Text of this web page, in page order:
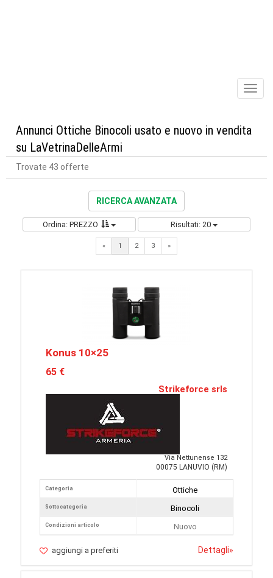
Annunci Ottiche Binocoli usato e nuovo in vendita
su LaVetrinaDelleArmi
Trovate 43 offerte
RICERCA AVANZATA
Ordina: PREZZO Risultati: 20
« 1 2 3 »Next
Konus 10×25
65 €
Strikeforce srls
Via Nettunense 132
00075 LANUVIO (RM)
Categoria
Sottocategoria
Condizioni articolo
Ottiche
Binocoli
Nuovo
aggiungi a preferiti Dettagli»